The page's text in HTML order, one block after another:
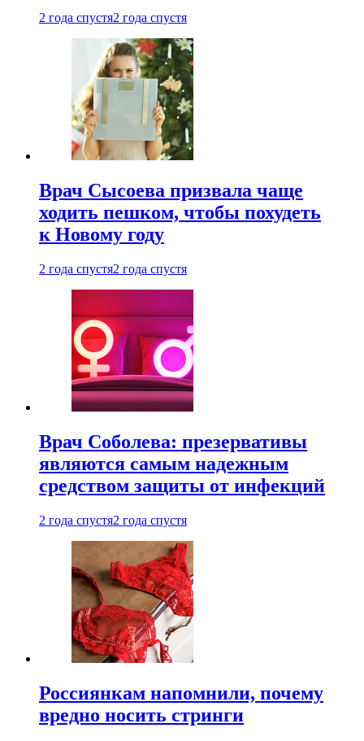
2 года спустя2 года спустя
Врач Сысоева призвала чаще
ходить пешком, чтобы похудеть
к Новому году
2 года спустя2 года спустя
Врач Соболева: презервативы
являются самым надежным
средством защиты от инфекций
2 года спустя2 года спустя
Россиянкам напомнили, почему
вредно носить стринги